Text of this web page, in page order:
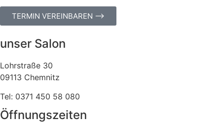
TERMIN VEREINBAREN ⟶
unser Salon
Lohrstraße 30
09113 Chemnitz
Tel: 0371 450 58 080
Öffnungszeiten